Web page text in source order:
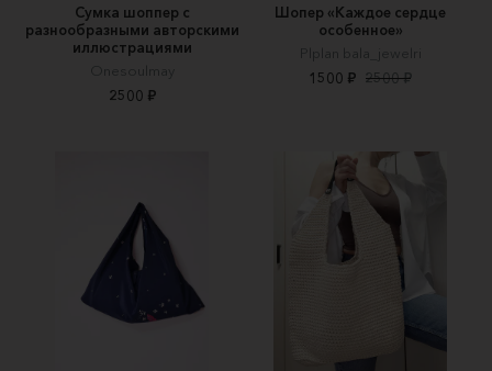
Сумка шоппер с
разнообразными авторскими
иллюстрациями
Onesoulmay
2500 ₽
Шопер «Каждое сердце
особенное»
Plplan bala_jewelri
1500 ₽ 2500 ₽